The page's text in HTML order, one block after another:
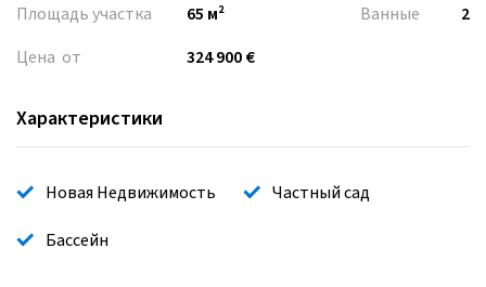
Площадь участка
65 м²
Цена от
324 900 €
Ванные
2
Характеристики
Новая Недвижимость
Частный сад
Бассейн